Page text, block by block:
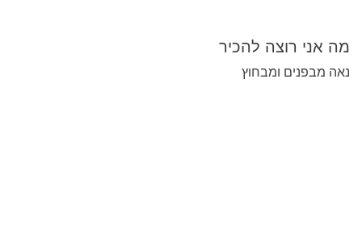
מה אני רוצה להכיר
נאה מבפנים ומבחוץ